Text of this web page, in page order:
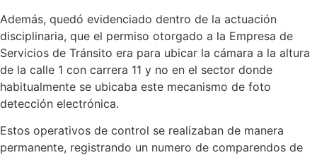
Además, quedó evidenciado dentro de la actuación
disciplinaria, que el permiso otorgado a la Empresa de
Servicios de Tránsito era para ubicar la cámara a la altura
de la calle 1 con carrera 11 y no en el sector donde
habitualmente se ubicaba este mecanismo de foto
detección electrónica.
Estos operativos de control se realizaban de manera
permanente, registrando un numero de comparendos de